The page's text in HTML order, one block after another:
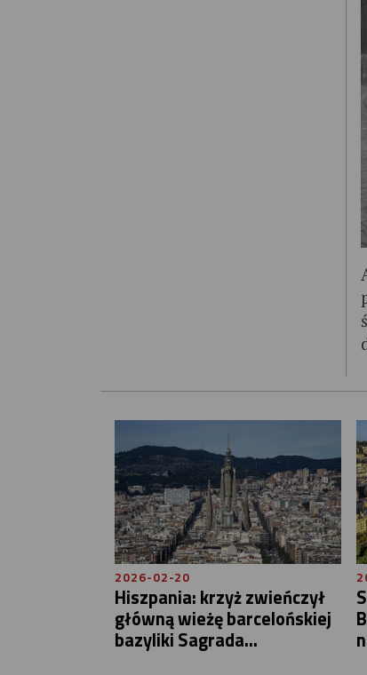
2026-02-20
Hiszpania: krzyż zwieńczył
główną wieżę barcelońskiej
bazyliki Sagrada...